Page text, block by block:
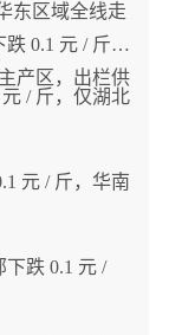
东区域全线走
0.1 元 / 斤；
产区，出栏供
/ 斤，仅湖北
元 / 斤，华南
跌 0.1 元 /